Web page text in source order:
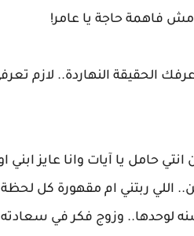
فاهمة حاجة يا عامر!
الحقيقة النهاردة.. لازم
حامل يا آيات وانا عايز
اللي ربتني ام مقهورة كل لحظة
ورا التاني وهي وحيدة.. زوجة عاشت اكتر من 15 سنه